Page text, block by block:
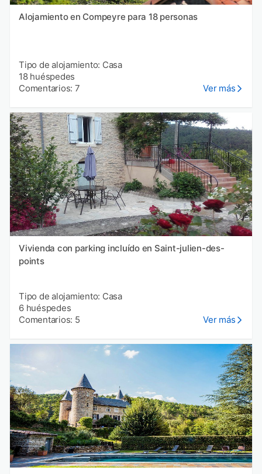
Alojamiento en Compeyre para 18 personas
Tipo de alojamiento: Casa
18 huéspedes
Comentarios: 7
Ver más
Vivienda con parking incluído en Saint-julien-des-
points
Tipo de alojamiento: Casa
6 huéspedes
Comentarios: 5
Ver más